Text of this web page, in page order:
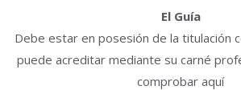
El Guía
Debe estar en posesión de la titulación
puede acreditar mediante su carné
comprobar aquí